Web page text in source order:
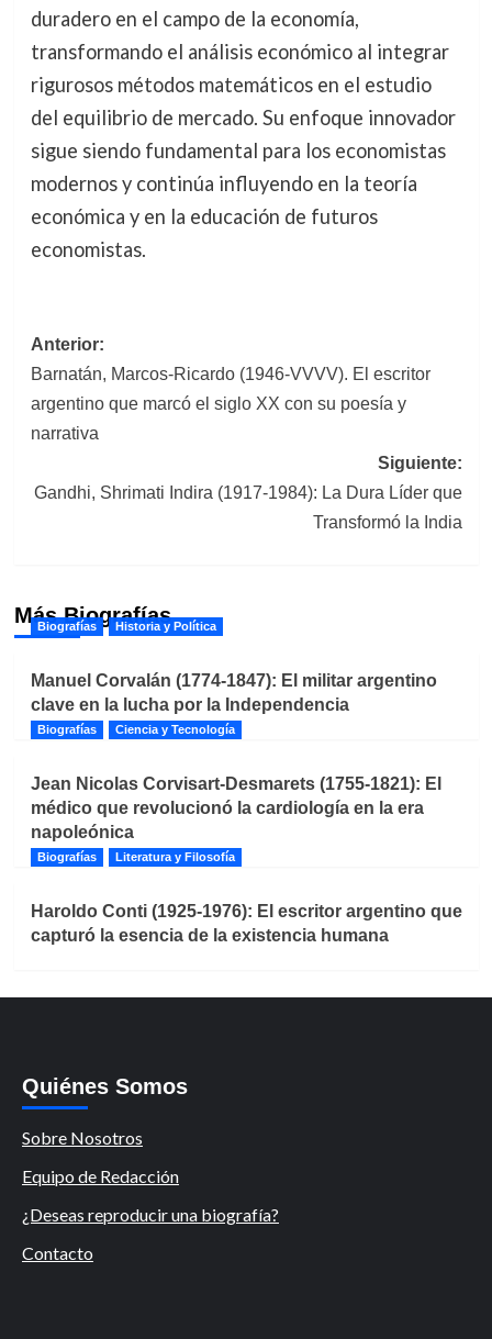
duradero en el campo de la economía,
transformando el análisis económico al integrar
rigurosos métodos matemáticos en el estudio
del equilibrio de mercado. Su enfoque innovador
sigue siendo fundamental para los economistas
modernos y continúa influyendo en la teoría
económica y en la educación de futuros
economistas.
Navegación
de
entradas
Anterior:
Barnatán, Marcos-Ricardo (1946-VVVV). El escritor
argentino que marcó el siglo XX con su poesía y
narrativa
Siguiente:
Gandhi, Shrimati Indira (1917-1984): La Dura Líder que
Transformó la India
Más Biografías
Biografías Historia y Política
Manuel Corvalán (1774-1847): El militar argentino
clave en la lucha por la Independencia
Biografías Ciencia y Tecnología
Jean Nicolas Corvisart-Desmarets (1755-1821): El
médico que revolucionó la cardiología en la era
napoleónica
Biografías Literatura y Filosofía
Haroldo Conti (1925-1976): El escritor argentino que
capturó la esencia de la existencia humana
Quiénes Somos
Sobre Nosotros
Equipo de Redacción
¿Deseas reproducir una biografía?
Contacto